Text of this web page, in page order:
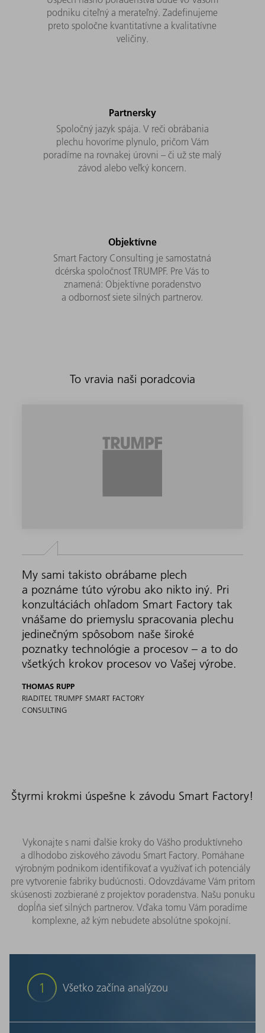
podniku citeľný a merateľný. Zadefinujeme
preto spoločne kvantitatívne a kvalitatívne
veličiny.
Partnersky
Spoločný jazyk spája. V reči obrábania
plechu hovoríme plynulo, pričom Vám
poradíme na rovnakej úrovni – či už ste malý
závod alebo veľký koncern.
Objektívne
Smart Factory Consulting je samostatná
dcérska spoločnosť TRUMPF. Pre Vás to
znamená: Objektívne poradenstvo
a odbornosť siete silných partnerov.
To vravia naši poradcovia
My sami takisto obrábame plech
a poznáme túto výrobu ako nikto iný. Pri
konzultáciách ohľadom Smart Factory tak
vnášame do priemyslu spracovania plechu
jedinečným spôsobom naše široké
poznatky technológie a procesov – a to do
všetkých krokov procesov vo Vašej výrobe.
THOMAS RUPP
RIADITEĽ TRUMPF SMART FACTORY
CONSULTING
Štyrmi krokmi úspešne k závodu Smart Factory!
Vykonajte s nami ďalšie kroky do Vášho produktívneho
a dlhodobo ziskového závodu Smart Factory. Pomáhane
výrobným podnikom identifikovať a využívať ich potenciály
pre vytvorenie fabriky budúcnosti. Odovzdávame Vám pritom
skúsenosti zozbierané z projektov poradenstva. Našu ponuku
dopĺňa sieť silných partnerov. Vďaka tomu Vám poradíme
komplexne, až kým nebudete absolútne spokojní.
1 Všetko začína analýzou
Zanalyzujeme u Vás v závode Vaše reťazce procesov